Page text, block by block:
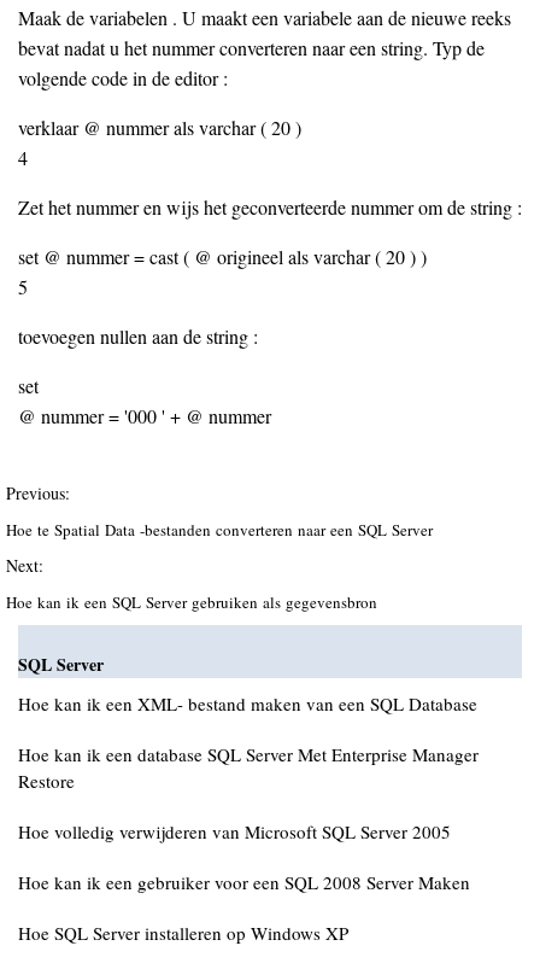
Maak de variabelen . U maakt een variabele aan de nieuwe reeks
bevat nadat u het nummer converteren naar een string. Typ de
volgende code in de editor :
verklaar @ nummer als varchar ( 20 )
4
Zet het nummer en wijs het geconverteerde nummer om de string :
set @ nummer = cast ( @ origineel als varchar ( 20 ) )
5
toevoegen nullen aan de string :
set
@ nummer = '000 ' + @ nummer
Previous:
Hoe te Spatial Data -bestanden converteren naar een SQL Server
Next:
Hoe kan ik een SQL Server gebruiken als gegevensbron
SQL Server
Hoe kan ik een XML- bestand maken van een SQL Database
Hoe kan ik een database SQL Server Met Enterprise Manager
Restore
Hoe volledig verwijderen van Microsoft SQL Server 2005
Hoe kan ik een gebruiker voor een SQL 2008 Server Maken
Hoe SQL Server installeren op Windows XP